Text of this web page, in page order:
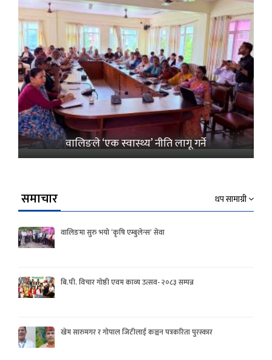
वालिङले ‘एक स्वास्थ्य’ नीति लागू गर्ने
समाचार थप सामाग्री
वालिङमा सुरु भयो ‘कृषि एम्बुलेन्स’ सेवा
बि.पी. विचार गोष्ठी एवम काव्य उत्सव- २०८३ सम्पन्न
खेम सारुमगर र गोपाल जिटीलाई कञ्चन पत्रकरिता पुरस्कार